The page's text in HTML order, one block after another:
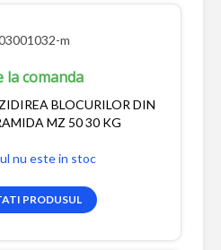
la comanda
BLOCURILOR DIN
MZ 50 30 KG
nu este in stoc
PRODUSUL